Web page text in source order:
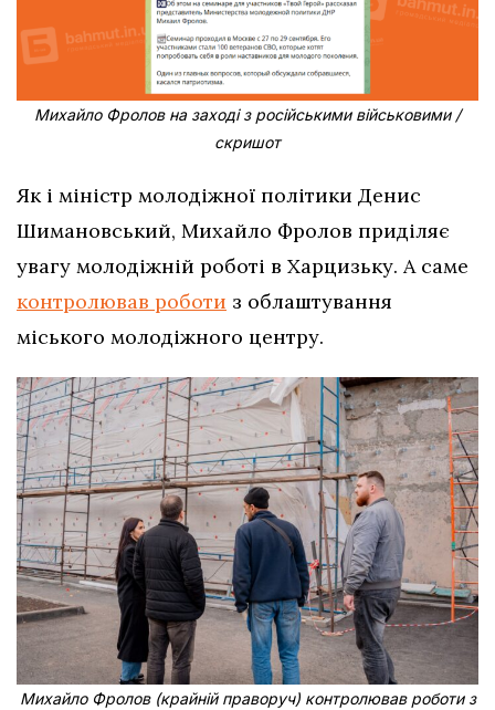
Михайло Фролов на заході з російськими військовими /
скришот
Як і міністр молодіжної політики Денис
Шимановський, Михайло Фролов приділяє
увагу молодіжній роботі в Харцизьку. А саме
контролював роботи з облаштування
міського молодіжного центру.
Михайло Фролов (крайній праворуч) контролював роботи з